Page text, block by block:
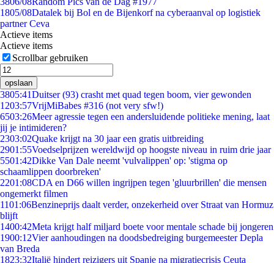
1805/08Datalek bij Bol en de Bijenkorf na cyberaanval op logistiek
partner Ceva
Actieve items
Actieve items
Scrollbar gebruiken
opslaan
3805:41Duitser (93) crasht met quad tegen boom, vier gewonden
1203:57VrijMiBabes #316 (not very sfw!)
6503:26Meer agressie tegen een andersluidende politieke mening, laat
jij je intimideren?
2303:02Quake krijgt na 30 jaar een gratis uitbreiding
2901:55Voedselprijzen wereldwijd op hoogste niveau in ruim drie jaar
5501:42Dikke Van Dale neemt 'vulvalippen' op: 'stigma op
schaamlippen doorbreken'
2201:08CDA en D66 willen ingrijpen tegen 'gluurbrillen' die mensen
ongemerkt filmen
1101:06Benzineprijs daalt verder, onzekerheid over Straat van Hormuz
blijft
1400:42Meta krijgt half miljard boete voor mentale schade bij jongeren
1900:12Vier aanhoudingen na doodsbedreiging burgemeester Depla
van Breda
1823:32Italië hindert reizigers uit Spanje na migratiecrisis Ceuta